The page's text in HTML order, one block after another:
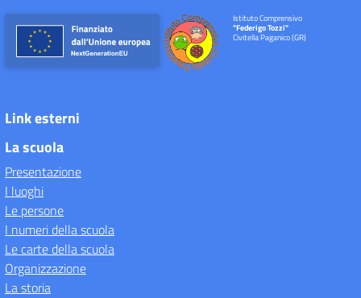
Istituto Comprensivo
"Federigo Tozzi"
Civitella Paganico (GR)
Link esterni
La scuola
Presentazione
I luoghi
Le persone
I numeri della scuola
Le carte della scuola
Organizzazione
La storia